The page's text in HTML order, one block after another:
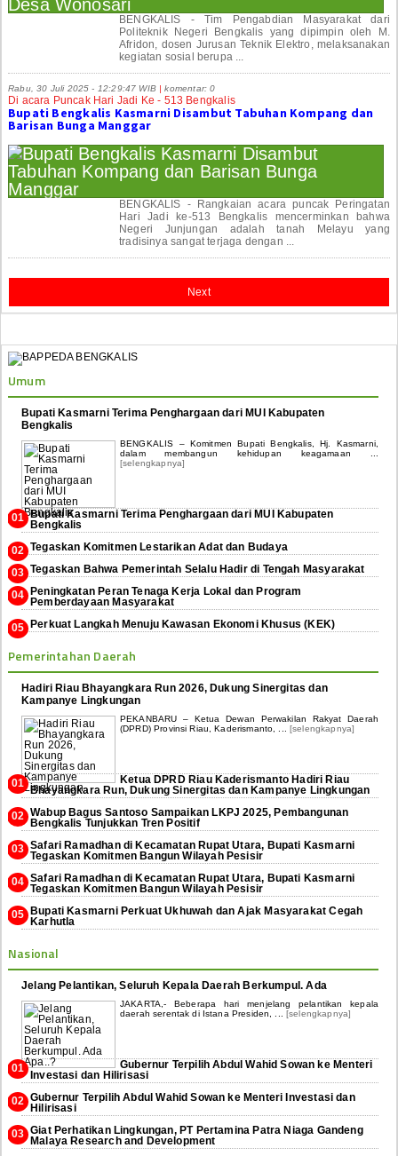
BENGKALIS - Tim Pengabdian Masyarakat dari
Politeknik Negeri Bengkalis yang dipimpin oleh M.
Afridon, dosen Jurusan Teknik Elektro, melaksanakan
kegiatan sosial berupa ...
Rabu, 30 Juli 2025 - 12:29:47 WIB | komentar: 0
Di acara Puncak Hari Jadi Ke - 513 Bengkalis
Bupati Bengkalis Kasmarni Disambut Tabuhan Kompang dan
Barisan Bunga Manggar
BENGKALIS - Rangkaian acara puncak Peringatan
Hari Jadi ke-513 Bengkalis mencerminkan bahwa
Negeri Junjungan adalah tanah Melayu yang
tradisinya sangat terjaga dengan ...
Next
Umum
Bupati Kasmarni Terima Penghargaan dari MUI Kabupaten
Bengkalis
BENGKALIS – Komitmen Bupati Bengkalis, Hj. Kasmarni,
dalam membangun kehidupan keagamaan ...
[selengkapnya]
Bupati Kasmarni Terima Penghargaan dari MUI Kabupaten
Bengkalis
Tegaskan Komitmen Lestarikan Adat dan Budaya
Tegaskan Bahwa Pemerintah Selalu Hadir di Tengah Masyarakat
Peningkatan Peran Tenaga Kerja Lokal dan Program
Pemberdayaan Masyarakat
Perkuat Langkah Menuju Kawasan Ekonomi Khusus (KEK)
Pemerintahan Daerah
Hadiri Riau Bhayangkara Run 2026, Dukung Sinergitas dan
Kampanye Lingkungan
PEKANBARU – Ketua Dewan Perwakilan Rakyat Daerah
(DPRD) Provinsi Riau, Kaderismanto, ... [selengkapnya]
Ketua DPRD Riau Kaderismanto Hadiri Riau
Bhayangkara Run, Dukung Sinergitas dan Kampanye Lingkungan
Wabup Bagus Santoso Sampaikan LKPJ 2025, Pembangunan
Bengkalis Tunjukkan Tren Positif
Safari Ramadhan di Kecamatan Rupat Utara, Bupati Kasmarni
Tegaskan Komitmen Bangun Wilayah Pesisir
Safari Ramadhan di Kecamatan Rupat Utara, Bupati Kasmarni
Tegaskan Komitmen Bangun Wilayah Pesisir
Bupati Kasmarni Perkuat Ukhuwah dan Ajak Masyarakat Cegah
Karhutla
Nasional
Jelang Pelantikan, Seluruh Kepala Daerah Berkumpul. Ada
JAKARTA,- Beberapa hari menjelang pelantikan kepala
daerah serentak di Istana Presiden, ... [selengkapnya]
Gubernur Terpilih Abdul Wahid Sowan ke Menteri
Investasi dan Hilirisasi
Gubernur Terpilih Abdul Wahid Sowan ke Menteri Investasi dan
Hilirisasi
Giat Perhatikan Lingkungan, PT Pertamina Patra Niaga Gandeng
Malaya Research and Development